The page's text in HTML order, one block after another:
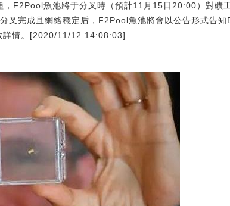
F2Pool魚池將于分叉時（預計11月15日20:00）對礦
叉完成且網絡穩定后，F2Pool魚池將會以公告形式告知
詳情。[2020/11/12 14:08:03]